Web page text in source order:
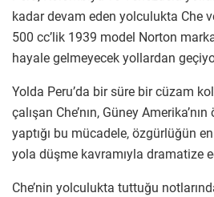
kadar devam eden yolculukta Che
500 cc’lik 1939 model Norton
hayale gelmeyecek yollardan
Yolda Peru’da bir süre bir cüzam
çalışan Che’nın, Güney
yaptığı bu mücadele, özgürlüğün
yola düşme kavramıyla dramatize
Che’nin yolculukta tuttuğu